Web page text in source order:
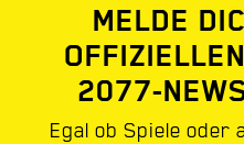
MELDE
2077-
Egal ob Spiele oder